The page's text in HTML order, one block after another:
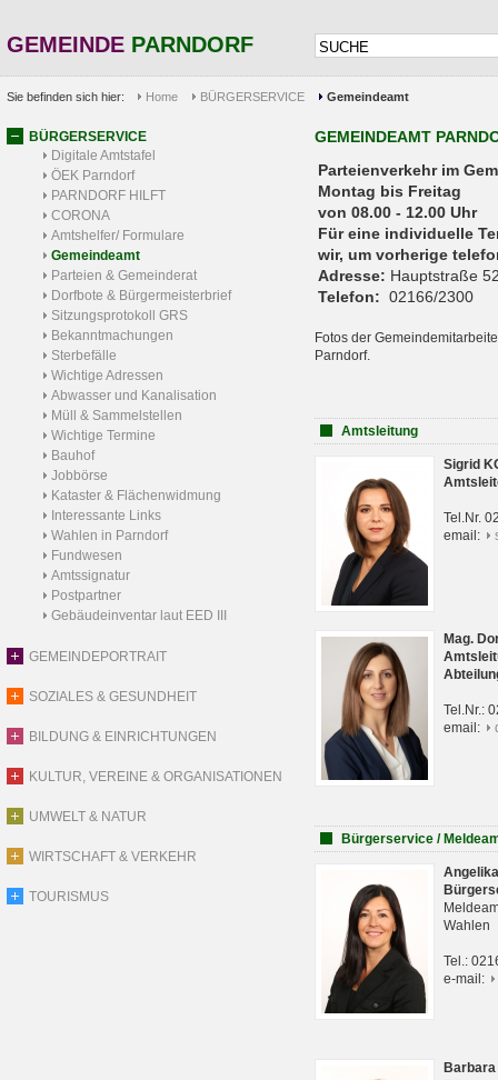
GEMEINDE PARNDORF
Sie befinden sich hier: Home BÜRGERSERVICE Gemeindeamt
BÜRGERSERVICE
Digitale Amtstafel
ÖEK Parndorf
PARNDORF HILFT
CORONA
Amtshelfer/ Formulare
Gemeindeamt
Parteien & Gemeinderat
Dorfbote & Bürgermeisterbrief
Sitzungsprotokoll GRS
Bekanntmachungen
Sterbefälle
Wichtige Adressen
Abwasser und Kanalisation
Müll & Sammelstellen
Wichtige Termine
Bauhof
Jobbörse
Kataster & Flächenwidmung
Interessante Links
Wahlen in Parndorf
Fundwesen
Amtssignatur
Postpartner
Gebäudeinventar laut EED III
GEMEINDEPORTRAIT
SOZIALES & GESUNDHEIT
BILDUNG & EINRICHTUNGEN
KULTUR, VEREINE & ORGANISATIONEN
UMWELT & NATUR
WIRTSCHAFT & VERKEHR
TOURISMUS
GEMEINDEAMT
Parteienverkehr
Montag bis Freitag
von 08.00 - 12.00 Uhr
Für eine individuelle
wir, um vorherige
Adresse: Hauptstraße
Telefon: 02166/2300
Fotos der
Parndorf.
Amtsleitung
Sigrid
Tel.Nr.
email:
Mag.
Tel.Nr.:
email:
Bürgerservice /
Wahlen
Tel.:
e-mail: